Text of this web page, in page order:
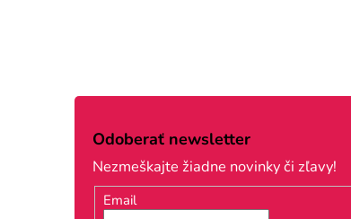
Odoberať newsletter
Nezmeškajte žiadne novinky či zľavy!
Email